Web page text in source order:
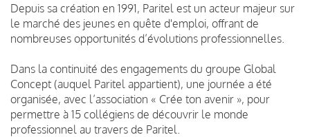
Depuis sa création en 1991, Paritel est un acteur majeur sur
le marché des jeunes en quête d'emploi, offrant de
nombreuses opportunités d’évolutions professionnelles.
Dans la continuité des engagements du groupe Global
Concept (auquel Paritel appartient), une journée a été
organisée, avec l’association « Crée ton avenir », pour
permettre à 15 collégiens de découvrir le monde
professionnel au travers de Paritel.